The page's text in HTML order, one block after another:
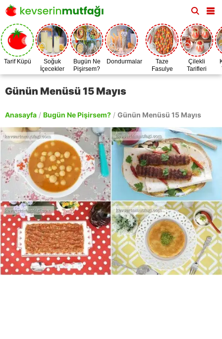
Tarif Küpü
Soğuk
İçecekler
Bugün Ne
Pişirsem?
Dondurmalar
Taze
Fasulye
Zamanı
Çilekli
Tarifleri
Günün Menüsü 15 Mayıs
Anasayfa / Bugün Ne Pişirsem? / Günün Menüsü 15 Mayıs